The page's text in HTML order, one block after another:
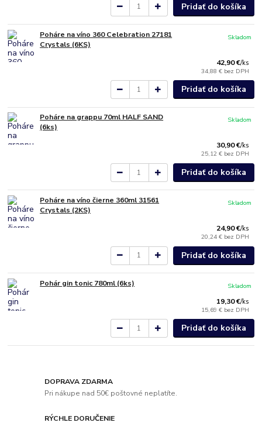
Pridať do košíka
Poháre na víno 360 Celebration 27181
Crystals (6KS)
42,90 €/ks
34,88 € bez DPH
Skladom
Pridať do košíka
Poháre na grappu 70ml HALF SAND
(6ks)
30,90 €/ks
25,12 € bez DPH
Skladom
Pridať do košíka
Poháre na víno čierne 360ml 31561
Crystals (2KS)
24,90 €/ks
20,24 € bez DPH
Skladom
Pridať do košíka
Pohár gin tonic 780ml (6ks)
19,30 €/ks
15,69 € bez DPH
Skladom
Pridať do košíka
DOPRAVA ZDARMA
Pri nákupe nad 50€ poštovné neplatíte.
RÝCHLE DORUČENIE